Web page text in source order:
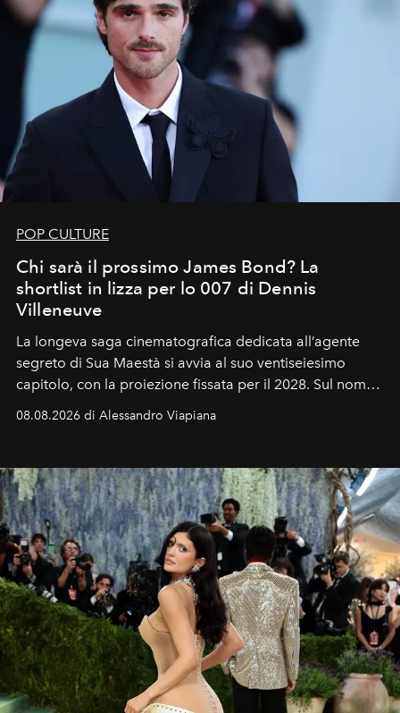
POP CULTURE
Chi sarà il prossimo James Bond? La
shortlist in lizza per lo 007 di Dennis
Villeneuve
La longeva saga cinematografica dedicata all’agente
segreto di Sua Maestà si avvia al suo ventiseiesimo
capitolo, con la proiezione fissata per il 2028. Sul nome
Craig, però, regna ancora il più assoluto riserbo.
08.08.2026 di Alessandro Viapiana